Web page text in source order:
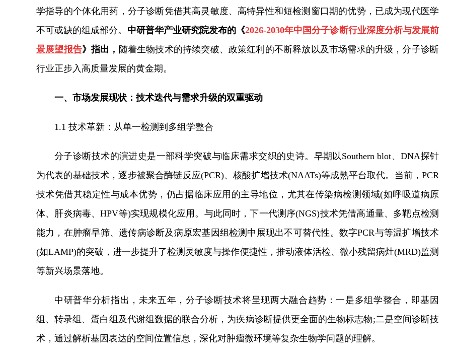
学指导的个体化用药，分子诊断凭借其高灵敏度、高特异性和短检测窗口期的优势，已成为现代医学
不可或缺的组成部分。 中研普华产业研究院发布的《2026-2030年中国分子诊断行业深度分析与发展前
景展望报告》指出， 随着生物技术的持续突破、政策红利的不断释放以及市场需求的升级，分子诊断
行业正步入高质量发展的黄金期。
一、市场发展现状：技术迭代与需求升级的双重驱动
1.1 技术革新：从单一检测到多组学整合
分子诊断技术的演进史是一部科学突破与临床需求交织的史诗。早期以Southern blot、DNA探针
为代表的基础技术，逐步被聚合酶链反应(PCR)、核酸扩增技术(NAATs)等成熟平台取代。当前，PCR
技术凭借其稳定性与成本优势，仍占据临床应用的主导地位，尤其在传染病检测领域(如呼吸道病原
体、肝炎病毒、HPV等)实现规模化应用。与此同时，下一代测序(NGS)技术凭借高通量、多靶点检测
能力，在肿瘤早筛、遗传病诊断及病原宏基因组检测中展现出不可替代性。数字PCR与等温扩增技术
(如LAMP)的突破，进一步提升了检测灵敏度与操作便捷性，推动液体活检、微小残留病灶(MRD)监测
等新兴场景落地。
中研普华分析指出，未来五年，分子诊断技术将呈现两大融合趋势：一是多组学整合，即基因
组、转录组、蛋白组及代谢组数据的联合分析，为疾病诊断提供更全面的生物标志物;二是空间诊断技
术，通过解析基因表达的空间位置信息，深化对肿瘤微环境等复杂生物学问题的理解。